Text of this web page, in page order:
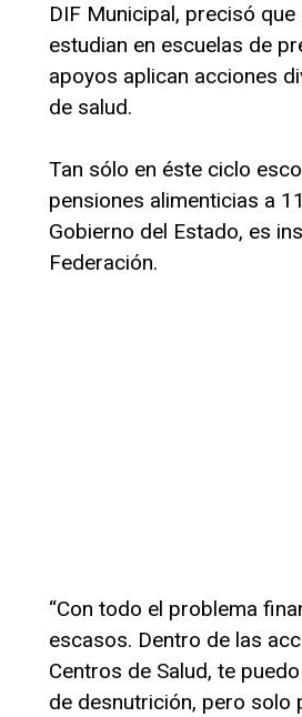
DIF Municipal, precisó
estudian en escuelas de
apoyos aplican acciones
de salud.
Tan sólo en éste ciclo
pensiones alimenticias a
Gobierno del Estado, es
Federación.
“Con todo el problema
escasos. Dentro de las
Centros de Salud, te
de desnutrición, pero solo